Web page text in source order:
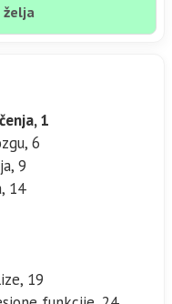
1
6
9
14
19